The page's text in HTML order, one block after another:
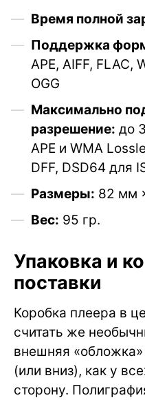
Время полной
Поддержка
APE, AIFF, FLAC,
OGG
Максимально
разрешение: до
APE и WMA
DFF, DSD64 для
Размеры: 82 мм
Вес: 95 гр.
Упаковка и
поставки
Коробка плеера в
считать же
внешняя
(или вниз), как у
сторону.